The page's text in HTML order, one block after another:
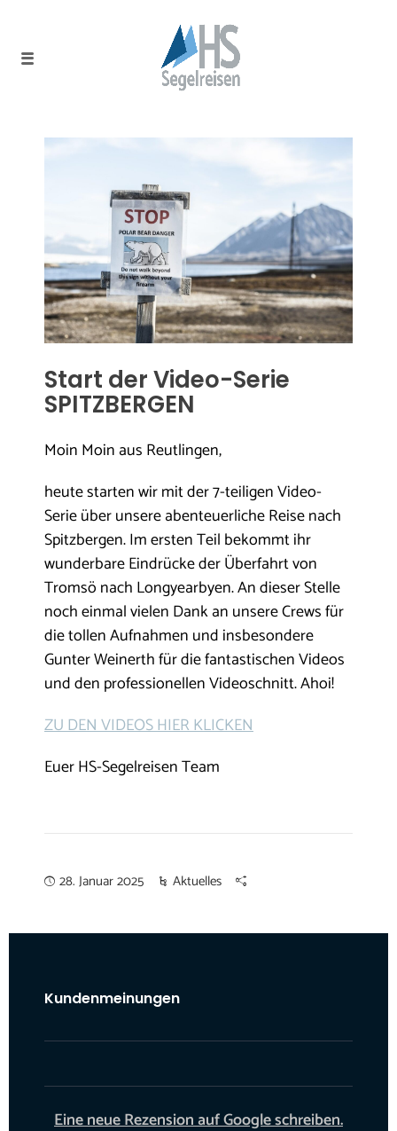
Start der Video-Serie
SPITZBERGEN
Moin Moin aus Reutlingen,
heute starten wir mit der 7-teiligen Video-
Serie über unsere abenteuerliche Reise nach
Spitzbergen. Im ersten Teil bekommt ihr
wunderbare Eindrücke der Überfahrt von
Tromsö nach Longyearbyen. An dieser Stelle
noch einmal vielen Dank an unsere Crews für
die tollen Aufnahmen und insbesondere
Gunter Weinerth für die fantastischen Videos
und den professionellen Videoschnitt. Ahoi!
ZU DEN VIDEOS HIER KLICKEN
Euer HS-Segelreisen Team
28. Januar 2025 Aktuelles
Kundenmeinungen
Eine neue Rezension auf Google schreiben.